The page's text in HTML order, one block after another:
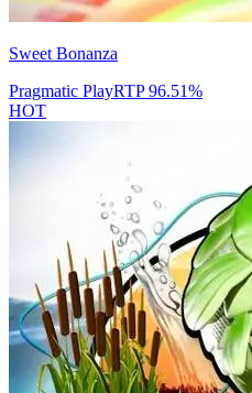
Sweet Bonanza
Pragmatic PlayRTP96.51%
HOT